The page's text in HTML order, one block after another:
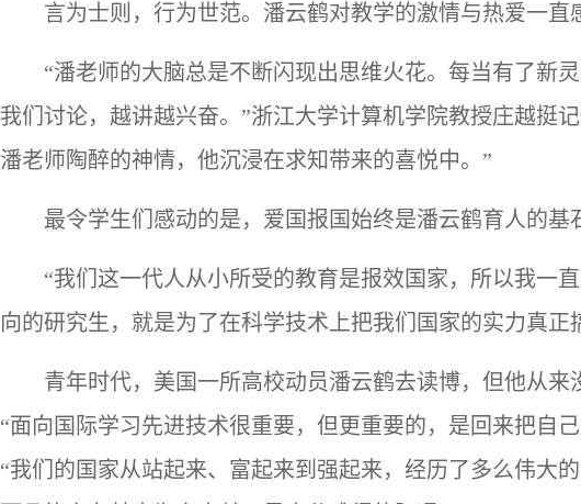
言为士则，行为世范。潘云鹤对教学的激情与热爱一直
“潘老师的大脑总是不断闪现出思维火花。每当有了新
我们讨论，越讲越兴奋。”浙江大学计算机学院教授庄越挺
潘老师陶醉的神情，他沉浸在求知带来的喜悦中。”
最令学生们感动的是，爱国报国始终是潘云鹤育人的
“我们这一代人从小所受的教育是报效国家，所以我一
向的研究生，就是为了在科学技术上把我们国家的实力真正
青年时代，美国一所高校动员潘云鹤去读博，但他从来
“面向国际学习先进技术很重要，但更重要的，是回来把自
“我们的国家从站起来、富起来到强起来，经历了多么伟大